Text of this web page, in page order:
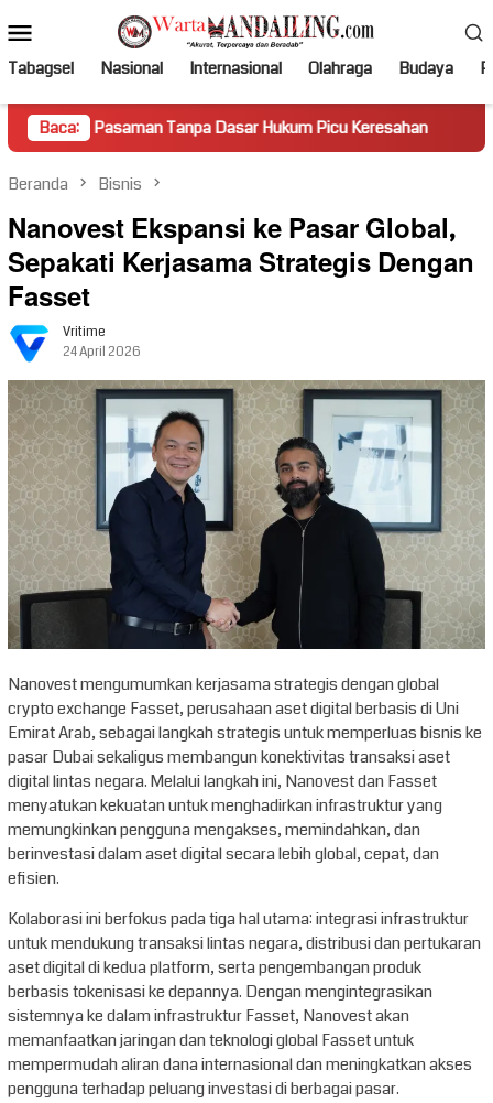
ke
kontenMobile
Tabagsel Nasional Internasional Olahraga Budaya
Baca:Tanpa Dasar Hukum Picu Keresahan Truk Miring
Beranda Bisnis
Nanovest Ekspansi ke Pasar Global,
Sepakati Kerjasama Strategis Dengan
Fasset
Vritime
24 April 2026
Nanovest mengumumkan kerjasama strategis dengan global
crypto exchange Fasset, perusahaan aset digital berbasis di Uni
Emirat Arab, sebagai langkah strategis untuk memperluas bisnis ke
pasar Dubai sekaligus membangun konektivitas transaksi aset
digital lintas negara. Melalui langkah ini, Nanovest dan Fasset
menyatukan kekuatan untuk menghadirkan infrastruktur yang
memungkinkan pengguna mengakses, memindahkan, dan
berinvestasi dalam aset digital secara lebih global, cepat, dan
efisien.
Kolaborasi ini berfokus pada tiga hal utama: integrasi infrastruktur
untuk mendukung transaksi lintas negara, distribusi dan pertukaran
aset digital di kedua platform, serta pengembangan produk
berbasis tokenisasi ke depannya. Dengan mengintegrasikan
sistemnya ke dalam infrastruktur Fasset, Nanovest akan
memanfaatkan jaringan dan teknologi global Fasset untuk
mempermudah aliran dana internasional dan meningkatkan akses
pengguna terhadap peluang investasi di berbagai pasar.